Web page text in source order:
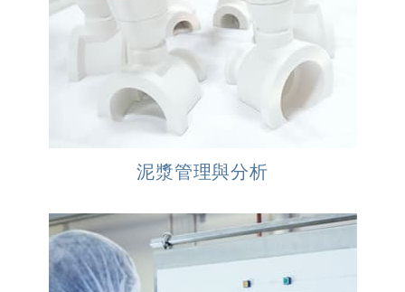
泥漿管理與分析